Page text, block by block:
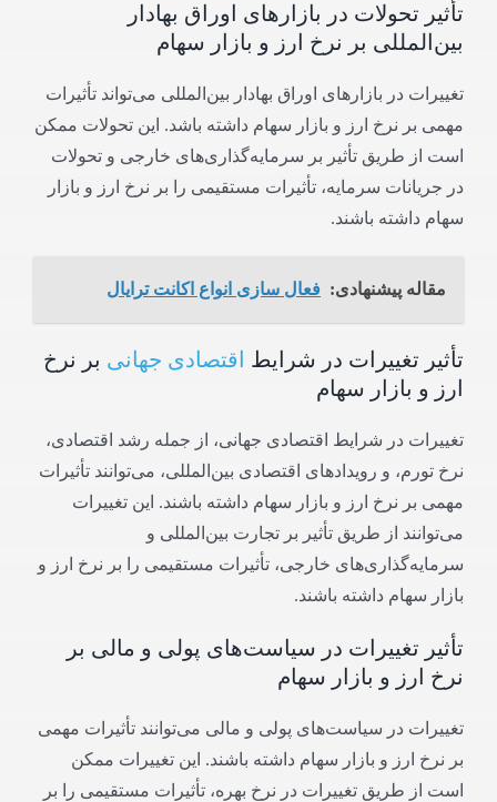
تأثیر تحولات در بازارهای اوراق بهادار
بین‌المللی بر نرخ ارز و بازار سهام
تغییرات در بازارهای اوراق بهادار بین‌المللی می‌تواند تأثیرات
مهمی بر نرخ ارز و بازار سهام داشته باشد. این تحولات ممکن
است از طریق تأثیر بر سرمایه‌گذاری‌های خارجی و تحولات
در جریانات سرمایه، تأثیرات مستقیمی را بر نرخ ارز و بازار
سهام داشته باشند.
مقاله پیشنهادی: فعال سازی انواع اکانت ترایال
تأثیر تغییرات در شرایط اقتصادی جهانی بر نرخ
ارز و بازار سهام
تغییرات در شرایط اقتصادی جهانی، از جمله رشد اقتصادی،
نرخ تورم، و رویدادهای اقتصادی بین‌المللی، می‌توانند تأثیرات
مهمی بر نرخ ارز و بازار سهام داشته باشند. این تغییرات
می‌توانند از طریق تأثیر بر تجارت بین‌المللی و
سرمایه‌گذاری‌های خارجی، تأثیرات مستقیمی را بر نرخ ارز و
بازار سهام داشته باشند.
تأثیر تغییرات در سیاست‌های پولی و مالی بر
نرخ ارز و بازار سهام
تغییرات در سیاست‌های پولی و مالی می‌توانند تأثیرات مهمی
بر نرخ ارز و بازار سهام داشته باشند. این تغییرات ممکن
است از طریق تغییرات در نرخ بهره، تأثیرات مستقیمی را بر